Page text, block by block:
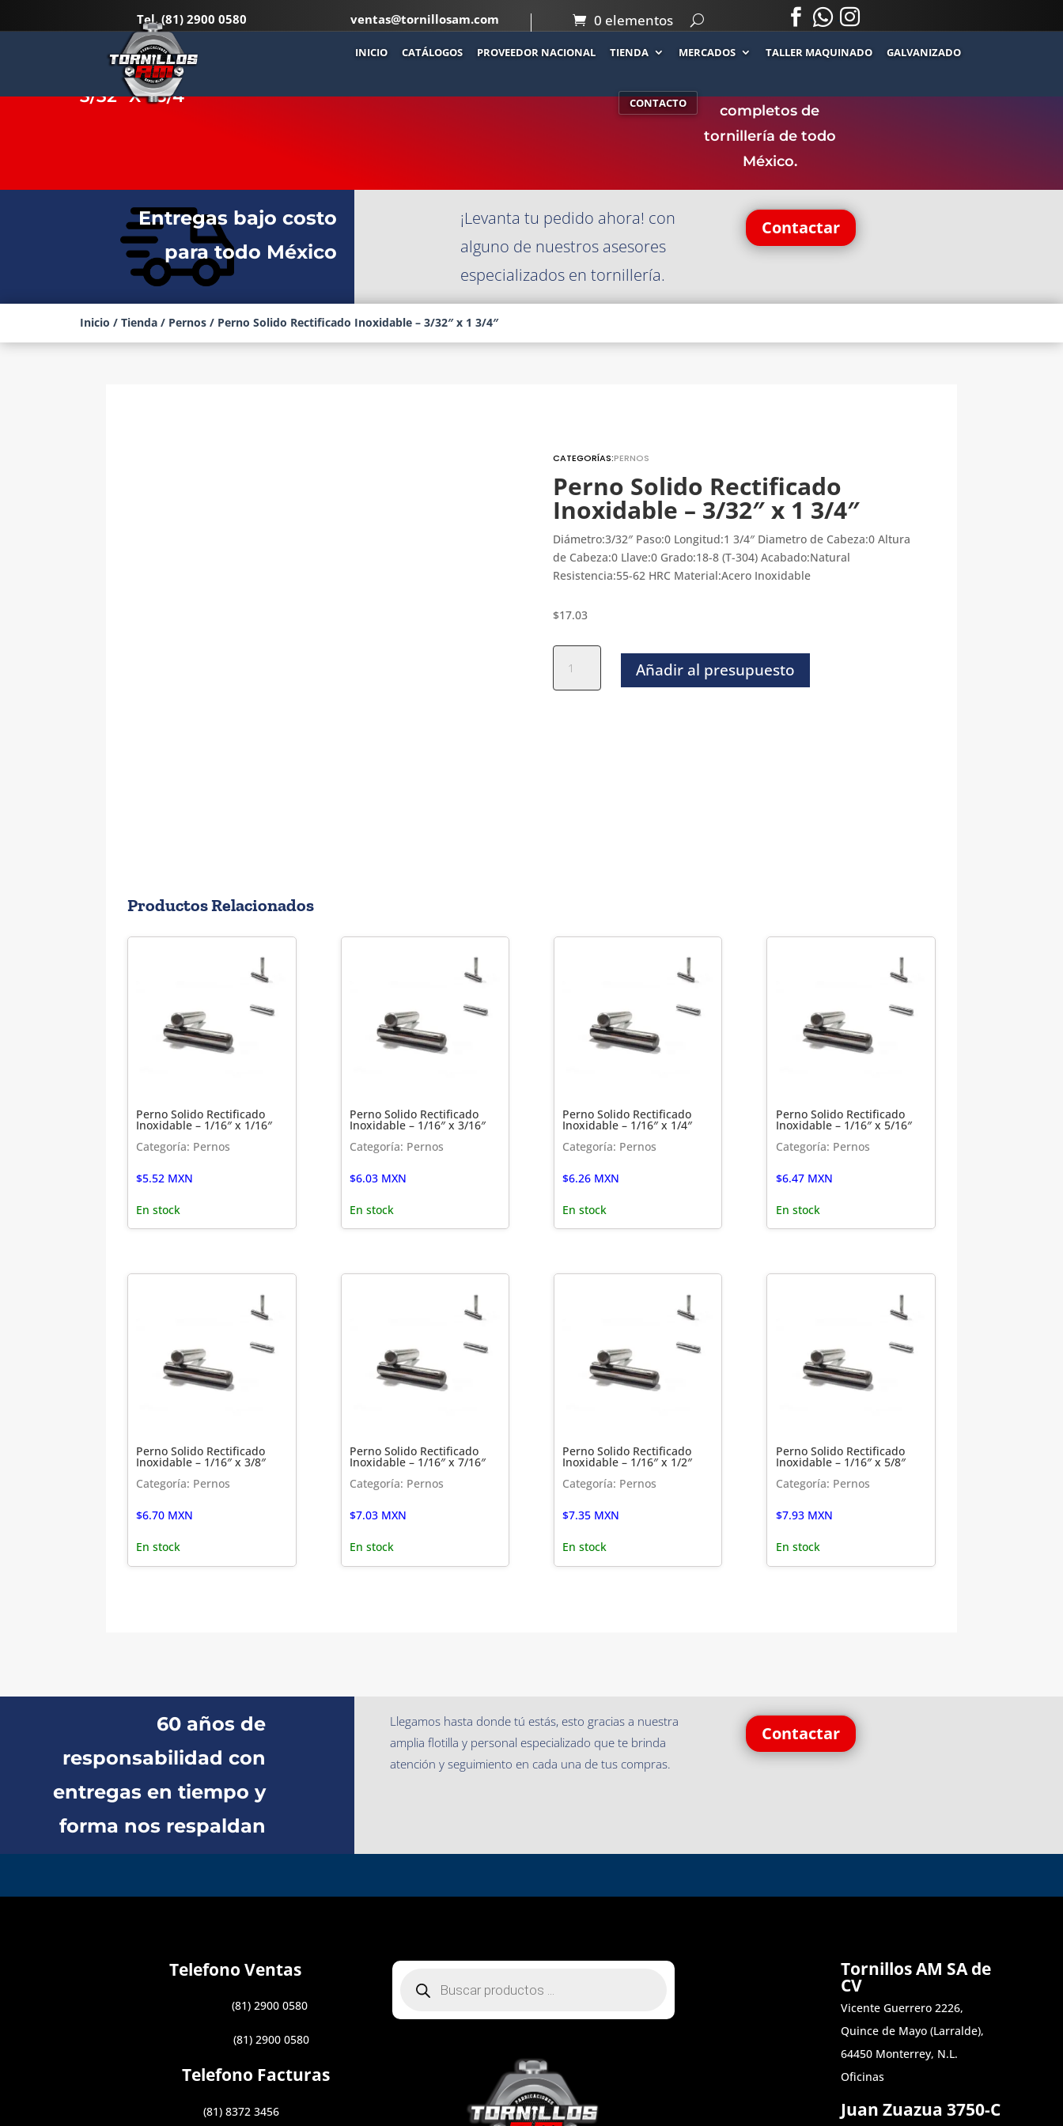
Tel.(81) 2900 0580 ventas@tornillosam.com 0 elementos  . .
INICIO CATÁLOGOS PROVEEDOR NACIONAL TIENDA MERCADOS TALLER MAQUINADO GALVANIZADO
CONTACTO
PERNO SOLIDO RECTIFICADO INOXIDABLE –
3/32″ X 1 3/4″
Contamos con uno de
completos de
tornillería de todo
México.
Entregas bajo costo
para todo México
¡Levanta tu pedido ahora! con
alguno de nuestros asesores
especializados en tornillería.
Contactar
Inicio / Tienda/ Pernos/ Perno Solido Rectificado Inoxidable – 3/32″ x 1 3/4″
CATEGORÍAS:PERNOS
Perno Solido Rectificado
Inoxidable – 3/32″ x 1 3/4″
Diámetro:3/32″ Paso:0 Longitud:1 3/4″ Diametro de Cabeza:0 Altura
de Cabeza:0 Llave:0 Grado:18-8 (T-304) Acabado:Natural
Resistencia:55-62 HRC Material:Acero Inoxidable
$17.03
Solido
Rectificado
Añadir al presupuesto
Productos Relacionados
Perno Solido Rectificado
Inoxidable – 1/16″ x 1/16″
Categoría: Pernos
$5.52 MXN
En stock
Perno Solido Rectificado
Inoxidable – 1/16″ x 3/16″
Categoría: Pernos
$6.03MXN
En stock
Perno Solido Rectificado
Inoxidable – 1/16″ x 1/4″
Categoría: Pernos
$6.26 MXN
En stock
Perno Solido Rectificado
Inoxidable – 1/16″ x 5/16″
Categoría: Pernos
$6.47MXN
En stock
Perno Solido Rectificado
Inoxidable – 1/16″ x 3/8″
Categoría: Pernos
$6.70 MXN
En stock
Perno Solido Rectificado
Inoxidable – 1/16″ x 7/16″
Categoría: Pernos
$7.03MXN
En stock
Perno Solido Rectificado
Inoxidable – 1/16″ x 1/2″
Categoría: Pernos
$7.35 MXN
En stock
Perno Solido Rectificado
Inoxidable – 1/16″ x 5/8″
Categoría: Pernos
$7.93MXN
En stock
60 años de
responsabilidad con
entregas en tiempo y
forma nos respaldan
Llegamos hasta donde tú estás, esto gracias a nuestra
amplia flotilla y personal especializado que te brinda
atención y seguimiento en cada una de tus compras.
Contactar
Telefono Ventas
(81) 2900 0580
(81) 2900 0580
Telefono Facturas
(81) 8372 3456
productos
Tornillos AM SA de
CV
Vicente Guerrero 2226,
Quince de Mayo (Larralde),
64450 Monterrey, N.L.
Oficinas
Juan Zuazua 3750-C